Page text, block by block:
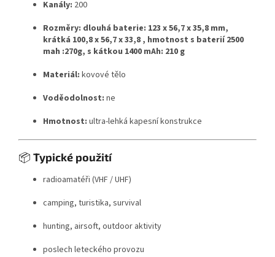
Kanály: 200
Rozměry: dlouhá baterie: 123 x 56,7 x 35,8 mm,
krátká 100,8 x 56,7 x 33,8 , hmotnost s baterií 2500
mah :270g, s kátkou 1400 mAh: 210 g
Materiál: kovové tělo
Voděodolnost: ne
Hmotnost: ultra-lehká kapesní konstrukce
📦 Typické použití
radioamatéři (VHF / UHF)
camping, turistika, survival
hunting, airsoft, outdoor aktivity
poslech leteckého provozu